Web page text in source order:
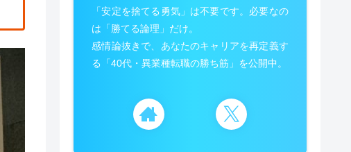
「安定を捨てる勇気」は不要です。必要なの
は「勝てる論理」だけ。
感情論抜きで、あなたのキャリアを再定義す
る「40代・異業種転職の勝ち筋」を公開中。